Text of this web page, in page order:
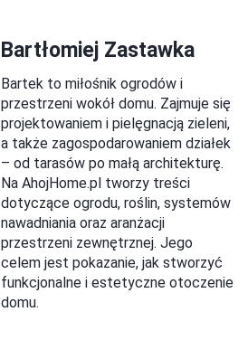
Bartłomiej Zastawka
Bartek to miłośnik ogrodów i
przestrzeni wokół domu. Zajmuje się
projektowaniem i pielęgnacją zieleni,
a także zagospodarowaniem działek
– od tarasów po małą architekturę.
Na AhojHome.pl tworzy treści
dotyczące ogrodu, roślin, systemów
nawadniania oraz aranżacji
przestrzeni zewnętrznej. Jego
celem jest pokazanie, jak stworzyć
funkcjonalne i estetyczne otoczenie
domu.